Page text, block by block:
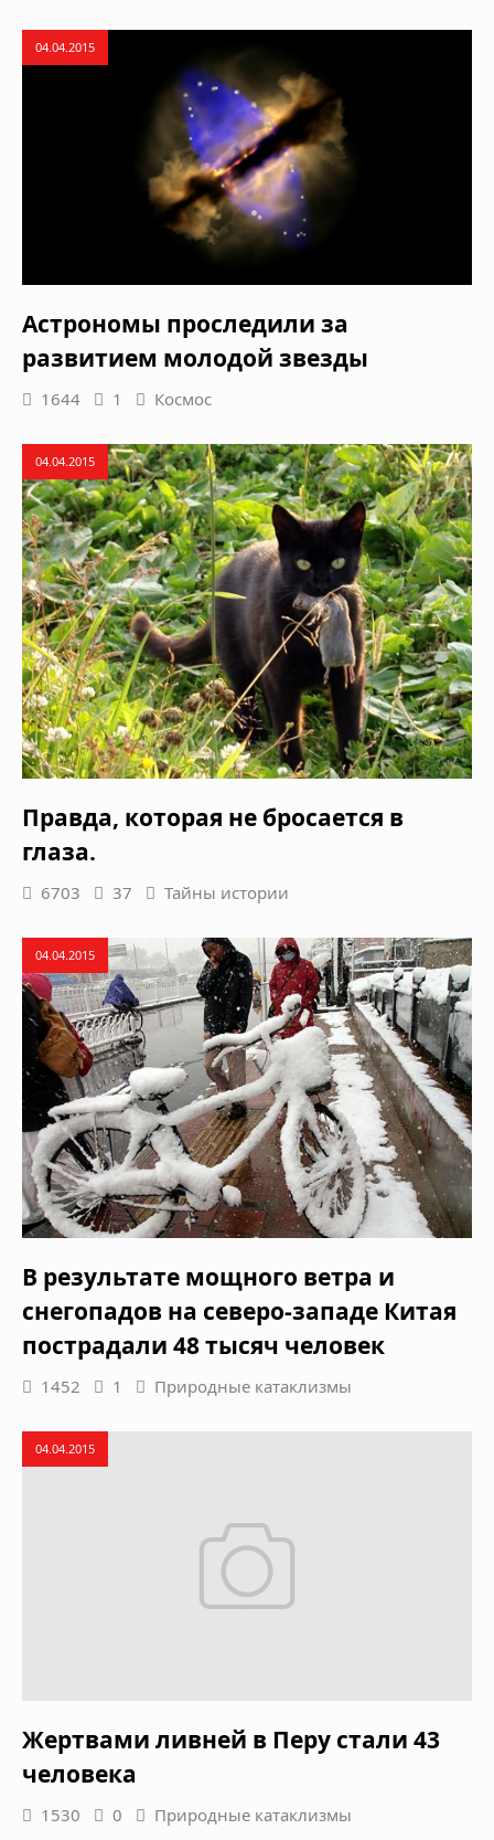
04.04.2015
Астрономы проследили за
развитием молодой звезды
1644 1 Космос
04.04.2015
Правда, которая не бросается в
глаза.
6703 37 Тайны истории
04.04.2015
В результате мощного ветра и
снегопадов на северо-западе Китая
пострадали 48 тысяч человек
1452 1 Природные катаклизмы
04.04.2015
Жертвами ливней в Перу стали 43
человека
1530 0 Природные катаклизмы